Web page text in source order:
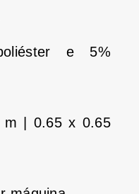
e 5%
m | 0.65 x 0.65